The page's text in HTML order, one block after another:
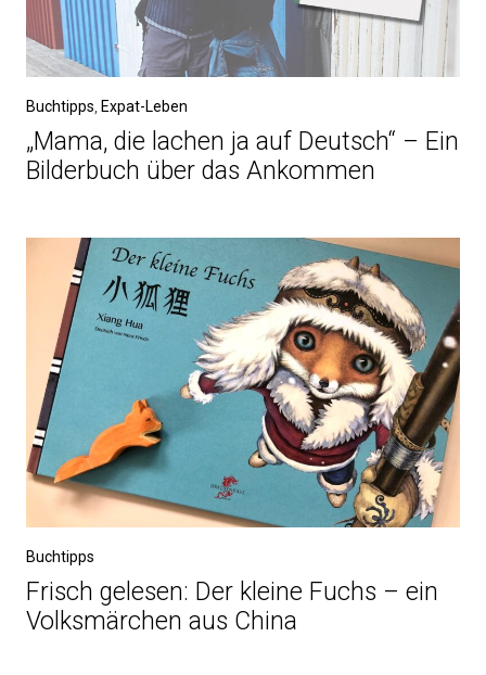
Buchtipps Expat-Leben
„Mama, die lachen ja auf Deutsch“ – Ein
Bilderbuch über das Ankommen
Buchtipps
Frisch gelesen: Der kleine Fuchs – ein
Volksmärchen aus China